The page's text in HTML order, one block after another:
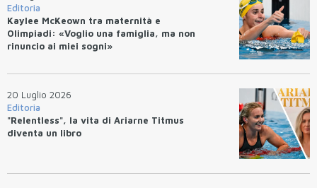
Editoria
Kaylee McKeown tra maternità e
Olimpiadi: «Voglio una famiglia, ma non
rinuncio ai miei sogni»
20 Luglio 2026
Editoria
"Relentless", la vita di Ariarne Titmus
diventa un libro